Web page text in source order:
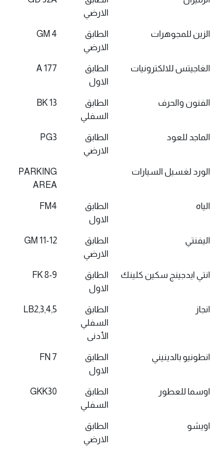
الارضي
الزين للمجوهرات
الطابق
الارضي
GM 4
الغاجيتس للالكترونيات
الطابق
الاول
177 A
الفنون والحرف
الطابق
السفلي
BK 13
الماجد للعود
الطابق
الارضي
PG3
الورد لغسيل السيارات
PARKING
AREA
الياه
الطابق
الاول
FM4
اليفنتي
الطابق
الارضي
GM 11-12
انتي ايدجينج سكين كلينك
الطابق
الاول
FK 8-9
انجاز
الطابق
السفلي
الأدنى
LB2,3,4,5
انطونيو بالدينيني
الطابق
الاول
FN 7
اوسما للعطور
الطابق
السفلي
GKK30
اويشو
الطابق
الارضي